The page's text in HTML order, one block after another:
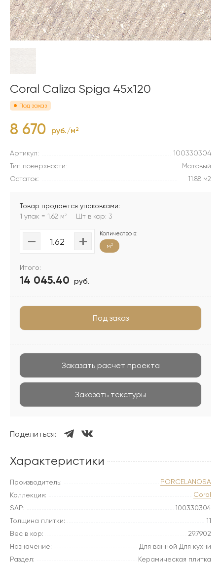
Coral Caliza Spiga 45x120
Под заказ
8 670 руб./м2
Артикул:
100330304
Тип поверхности:
Матовый
Остаток:
11.88 м2
Товар продается упаковками:
1 упак = 1.62 м2 Шт в кор: 3
Количество в:
м2
Итого:
14 045.40 руб.
Под заказ
Заказать расчет проекта
Заказать текстуры
Поделиться:
Характеристики
Производитель:
PORCELANOSA
Коллекция:
Coral
SAP:
100330304
Толщина плитки:
11
Вес в кор:
29.7902
Назначение:
Для ванной Для кухни
Раздел:
Керамическая плитка